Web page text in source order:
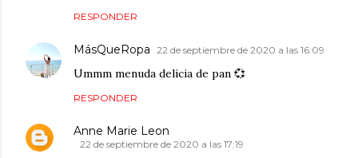
RESPONDER
MásQueRopa 22 de septiembre de 2020 a las 16:09
Ummm menuda delicia de pan 💞
RESPONDER
Anne Marie Leon
22 de septiembre de 2020 a las 17:19